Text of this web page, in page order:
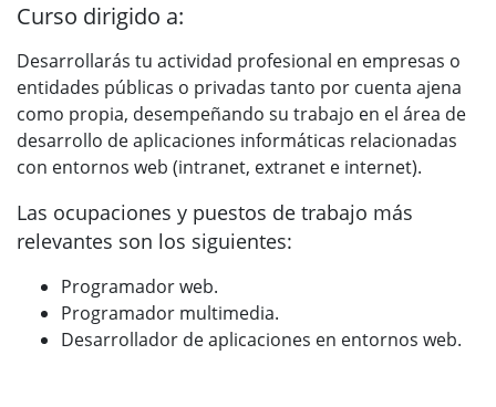
Curso dirigido a:
Desarrollarás tu actividad profesional en empresas o
entidades públicas o privadas tanto por cuenta ajena
como propia, desempeñando su trabajo en el área de
desarrollo de aplicaciones informáticas relacionadas
con entornos web (intranet, extranet e internet).
Las ocupaciones y puestos de trabajo más
relevantes son los siguientes:
Programador web.
Programador multimedia.
Desarrollador de aplicaciones en entornos web.